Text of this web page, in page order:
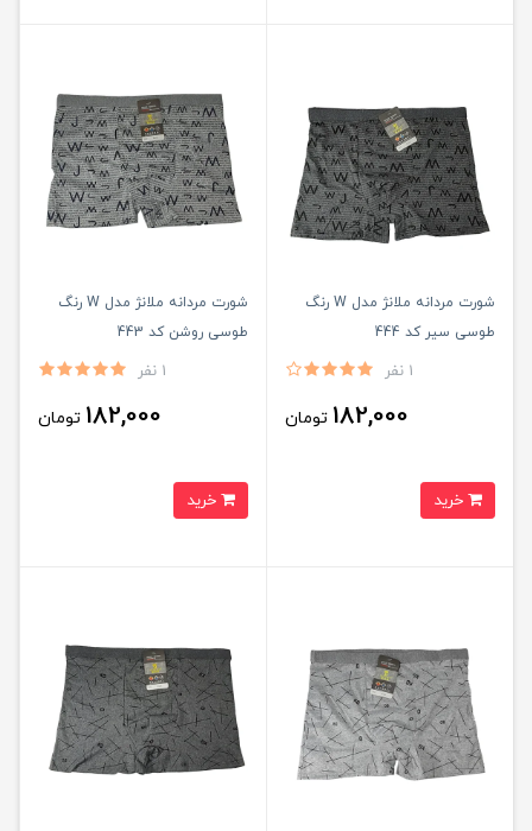
شورت مردانه ملانژ مدل W رنگ
طوسی سیر کد 444
1 نفر
182,000 تومان
شورت مردانه ملانژ مدل W رنگ
طوسی روشن کد 443
1 نفر
182,000 تومان